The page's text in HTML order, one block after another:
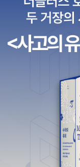
간만 주어질 뿐이었
화자는 그동안 어디
의 숙명으로도 읽힌다. 모음들
학의 시는 90년대 후
나의 영토이자 세계
학 시에 빚을 지지
상력과 환상적이고
계, 그리고 예민한
인 개성을 선보였다.